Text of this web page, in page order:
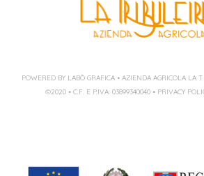
POWERED BY LABÒ GRAFICA• AZIENDA AGRICOLA LA
©2020 • C.F. E P.IVA: 03899340040 • PRIVACY